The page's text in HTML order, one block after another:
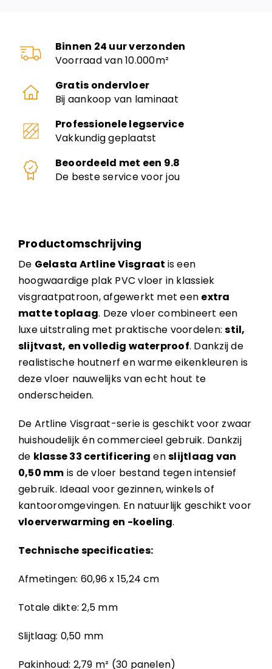
Binnen 24 uur verzonden
Voorraad van 10.000m²
Gratis ondervloer
Bij aankoop van laminaat
Professionele legservice
Vakkundig geplaatst
Beoordeeld met een 9.8
De beste service voor jou
Productomschrijving
De Gelasta Artline Visgraat is een
hoogwaardige plak PVC vloer in klassiek
visgraatpatroon, afgewerkt met een extra
matte toplaag. Deze vloer combineert een
luxe uitstraling met praktische voordelen:stil,
slijtvast, en volledig waterproof. Dankzij de
realistische houtnerf en warme eikenkleuren is
deze vloer nauwelijks van echt hout te
onderscheiden.
De Artline Visgraat-serie is geschikt voor zwaar
huishoudelijk én commercieel gebruik. Dankzij
de klasse 33 certificering enslijtlaag van
0,50 mm is de vloer bestand tegen intensief
gebruik. Ideaal voor gezinnen, winkels of
kantooromgevingen. En natuurlijk geschikt voor
vloerverwarming en -koeling.
Technische specificaties:
Afmetingen: 60,96 x 15,24 cm
Totale dikte: 2,5 mm
Slijtlaag: 0,50 mm
Pakinhoud: 2,79 m² (30 panelen)